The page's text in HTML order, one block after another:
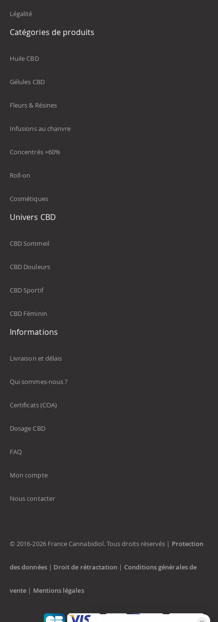
Légalité
Catégories de produits
Huile CBD
Gélules CBD
Fleurs & Résines
Infusions au chanvre
Concentrés +60%
Roll-on
Cosmétiques
Univers CBD
CBD Sommeil
CBD Douleurs
CBD Sportif
CBD Féminin
Informations
Livraison et délais
Qui sommes-nous ?
Certificats (COA)
Dosage CBD
FAQ
Mon compte
Nous contacter
© 2016-2026 France Cannabidiol. Tous droits réservés | Protection
des données| Droit de rétractation | Conditions générales de
vente | Mentions légales